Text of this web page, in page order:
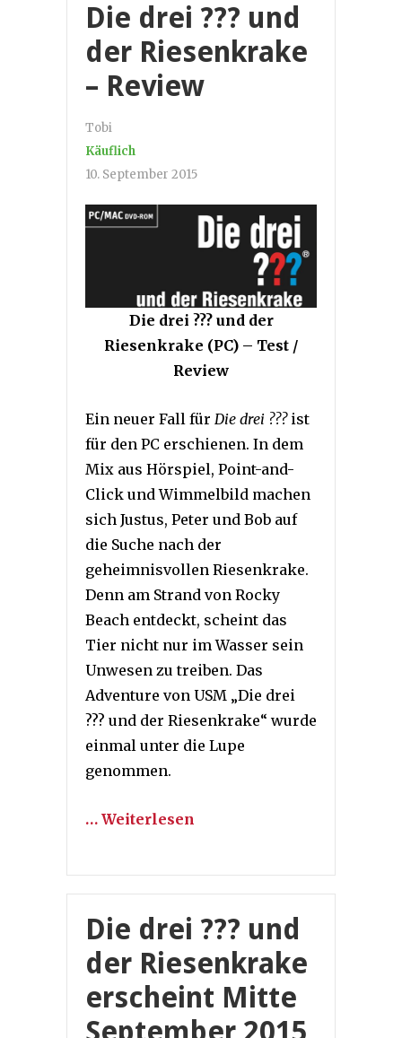
Die drei ??? und
der Riesenkrake
– Review
Tobi
Käuflich
10. September 2015
Die drei ??? und der
Riesenkrake (PC) – Test /
Review
Ein neuer Fall für Die drei ???ist
für den PC erschienen. In dem
Mix aus Hörspiel, Point-and-
Click und Wimmelbild machen
sich Justus, Peter und Bob auf
die Suche nach der
geheimnisvollen Riesenkrake.
Denn am Strand von Rocky
Beach entdeckt, scheint das
Tier nicht nur im Wasser sein
Unwesen zu treiben. Das
Adventure von USM „Die drei
??? und der Riesenkrake“ wurde
einmal unter die Lupe
genommen.
… Weiterlesen
Die drei ??? und
der Riesenkrake
erscheint Mitte